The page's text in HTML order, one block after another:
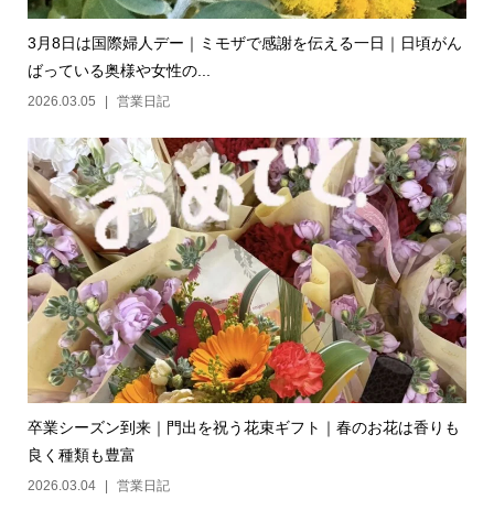
3月8日は国際婦人デー｜ミモザで感謝を伝える一日｜日頃がん
ばっている奥様や女性の...
2026.03.05 営業日記
卒業シーズン到来｜門出を祝う花束ギフト｜春のお花は香りも
良く種類も豊富
2026.03.04 営業日記